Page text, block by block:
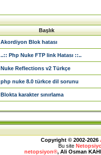
Başlık
Akordiyon Blok hatası
..:: Php Nuke FTP link Hatası ::..
Nuke Reflections v2 Türkçe
php nuke 8.0 türkce dil sorunu
Blokta karakter sınırlama
Copyright © 2002-2026
Bu site
netopsiyon®, Ali Osman